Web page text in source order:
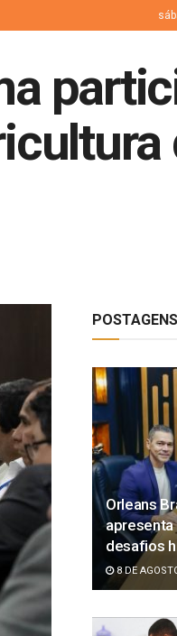
Orleans
desafios
8 DE